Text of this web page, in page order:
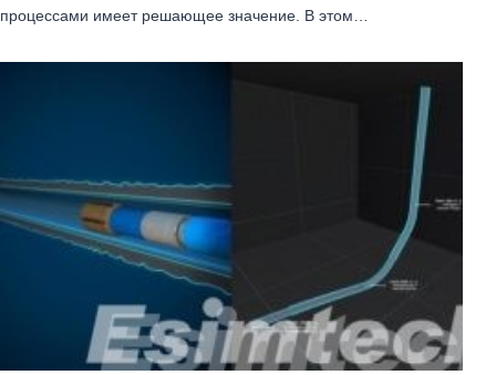
процессами имеет решающее значение. В этом…